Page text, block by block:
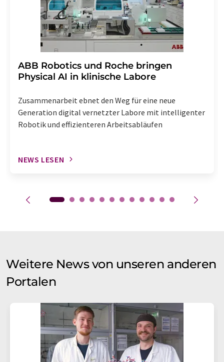
​​​​​​​ABB Robotics und Roche bringen
Physical AI in klinische Labore
Zusammenarbeit ebnet den Weg für eine neue
Generation digital vernetzter Labore mit intelligenter
Robotik und effizienteren Arbeitsabläufen
NEWS LESEN
Weitere News von unseren anderen
Portalen